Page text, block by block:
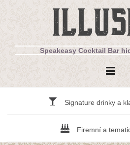
Speakeasy Cocktail Bar
Signature drinky a
Firemní a